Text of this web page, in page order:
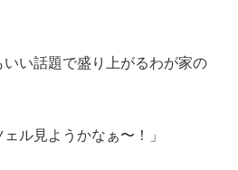
い話題で盛り上がるわが家の
ル見ようかなぁ〜！」